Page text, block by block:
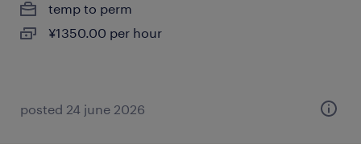
temp to perm
¥1350.00 per hour
posted 24 june 2026